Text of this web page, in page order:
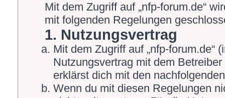
Mit dem Zugriff auf „nfp-forum.de“
mit folgenden Regelungen
1. Nutzungsvertrag
Mit dem Zugriff auf „nfp-forum.de“
Nutzungsvertrag mit dem
erklärst dich mit den
Wenn du mit diesen Regelungen